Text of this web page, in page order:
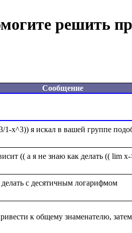
решить
Сообщение
к общему знаменателю,